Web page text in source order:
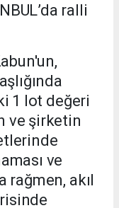
ralli
1 lot değeri
ve şirketin
ve
rağmen, akıl